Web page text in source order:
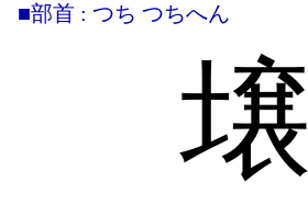
■部首 : つち つちへん
壌